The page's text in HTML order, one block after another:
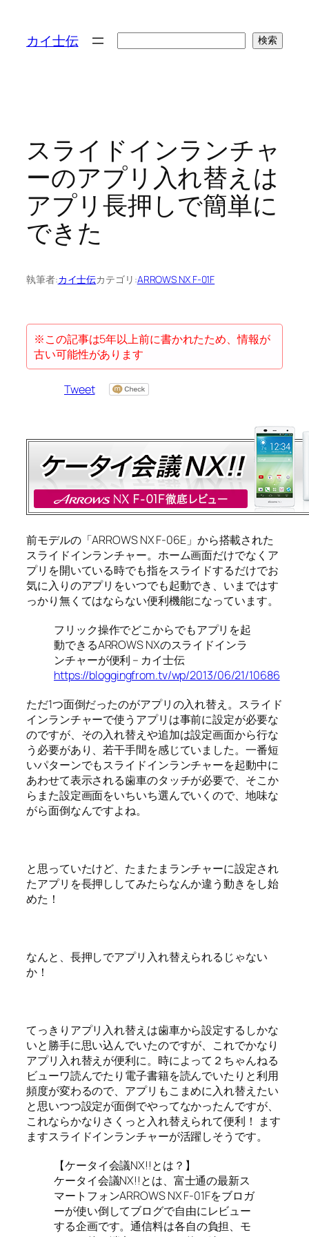
カイ士伝 検索
スライドインランチャ
ーのアプリ入れ替えは
アプリ長押しで簡単に
できた
執筆者:カイ士伝カテゴリ:ARROWS NX F-01F
※この記事は5年以上前に書かれたため、情報が
古い可能性があります
Tweet
前モデルの「ARROWS NX F-06E」から搭載された
スライドインランチャー。ホーム画面だけでなくア
プリを開いている時でも指をスライドするだけでお
気に入りのアプリをいつでも起動でき、いまではす
っかり無くてはならない便利機能になっています。
フリック操作でどこからでもアプリを起
動できるARROWS NXのスライドインラ
ンチャーが便利 – カイ士伝
https://bloggingfrom.tv/wp/2013/06/21/10686
ただ1つ面倒だったのがアプリの入れ替え。スライド
インランチャーで使うアプリは事前に設定が必要な
のですが、その入れ替えや追加は設定画面から行な
う必要があり、若干手間を感じていました。一番短
いパターンでもスライドインランチャーを起動中に
あわせて表示される歯車のタッチが必要で、そこか
らまた設定画面をいちいち選んでいくので、地味な
がら面倒なんですよね。
と思っていたけど、たまたまランチャーに設定され
たアプリを長押ししてみたらなんか違う動きをし始
めた！
なんと、長押しでアプリ入れ替えられるじゃない
か！
てっきりアプリ入れ替えは歯車から設定するしかな
いと勝手に思い込んでいたのですが、これでかなり
アプリ入れ替えが便利に。時によって２ちゃんねる
ビューワ読んでたり電子書籍を読んでいたりと利用
頻度が変わるので、アプリもこまめに入れ替えたい
と思いつつ設定が面倒でやってなかったんですが、
これならかなりさくっと入れ替えられて便利！ ます
ますスライドインランチャーが活躍しそうです。
【ケータイ会議NX!!とは？】
ケータイ会議NX!!とは、富士通の最新ス
マートフォンARROWS NX F-01Fをブロガ
ーが使い倒してブログで自由にレビュー
する企画です。通信料は各自の負担、モ